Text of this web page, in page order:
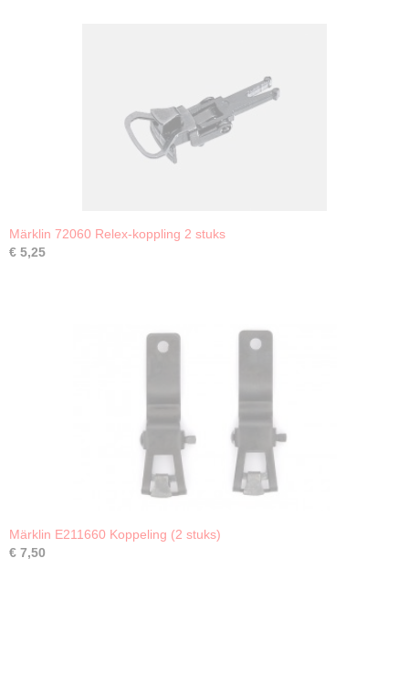
Märklin 72060 Relex-koppling 2 stuks
€ 5,25
Märklin E211660 Koppeling (2 stuks)
€ 7,50